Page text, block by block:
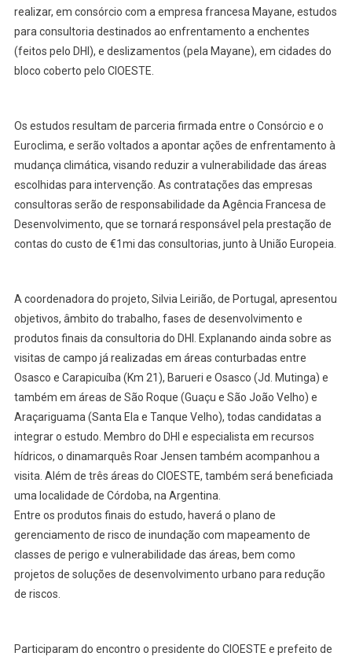
Estudo
Para
Redução
Áreas
Vulneráveis
Da
Região
realizar, em consórcio com a empresa francesa Mayane, estudos
para consultoria destinados ao enfrentamento a enchentes
(feitos pelo DHI), e deslizamentos (pela Mayane), em cidades do
bloco coberto pelo CIOESTE.
Os estudos resultam de parceria firmada entre o Consórcio e o
Euroclima, e serão voltados a apontar ações de enfrentamento à
mudança climática, visando reduzir a vulnerabilidade das áreas
escolhidas para intervenção. As contratações das empresas
consultoras serão de responsabilidade da Agência Francesa de
Desenvolvimento, que se tornará responsável pela prestação de
contas do custo de €1mi das consultorias, junto à União Europeia.
A coordenadora do projeto, Silvia Leirião, de Portugal, apresentou
objetivos, âmbito do trabalho, fases de desenvolvimento e
produtos finais da consultoria do DHI. Explanando ainda sobre as
visitas de campo já realizadas em áreas conturbadas entre
Osasco e Carapicuíba (Km 21), Barueri e Osasco (Jd. Mutinga) e
também em áreas de São Roque (Guaçu e São João Velho) e
Araçariguama (Santa Ela e Tanque Velho), todas candidatas a
integrar o estudo. Membro do DHI e especialista em recursos
hídricos, o dinamarquês Roar Jensen também acompanhou a
visita. Além de três áreas do CIOESTE, também será beneficiada
uma localidade de Córdoba, na Argentina.
Entre os produtos finais do estudo, haverá o plano de
gerenciamento de risco de inundação com mapeamento de
classes de perigo e vulnerabilidade das áreas, bem como
projetos de soluções de desenvolvimento urbano para redução
de riscos.
Participaram do encontro o presidente do CIOESTE e prefeito de